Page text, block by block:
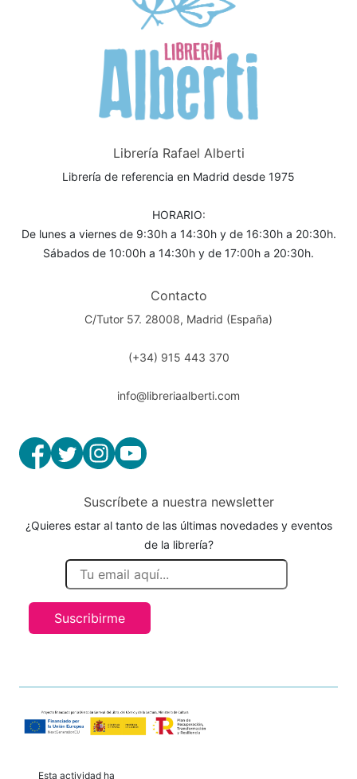
Librería Rafael Alberti
Librería de referencia en Madrid desde 1975
HORARIO:
De lunes a viernes de 9:30h a 14:30h y de 16:30h a 20:30h.
Sábados de 10:00h a 14:30h y de 17:00h a 20:30h.
Contacto
C/Tutor 57. 28008, Madrid (España)
(+34) 915 443 370
info@libreriaalberti.com
Suscríbete a nuestra newsletter
¿Quieres estar al tanto de las últimas novedades y eventos
de la librería?
Suscribirme
Esta actividad ha